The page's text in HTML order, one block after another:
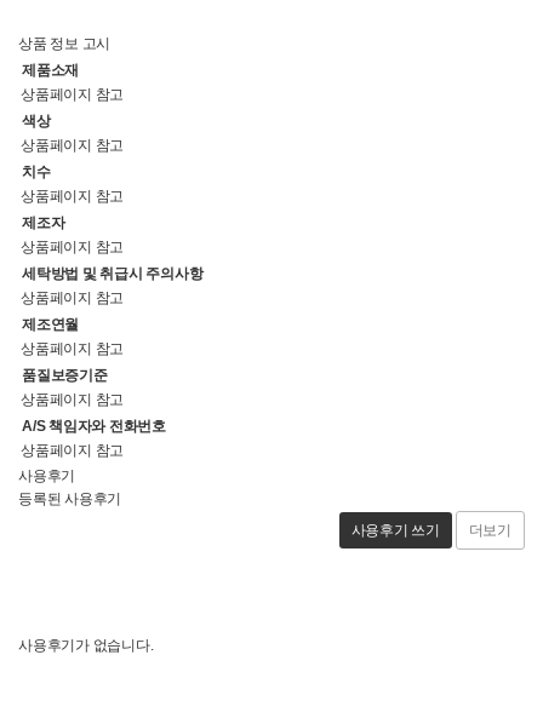
상품 정보 고시
제품소재
상품페이지 참고
색상
상품페이지 참고
치수
상품페이지 참고
제조자
상품페이지 참고
세탁방법 및 취급시 주의사항
상품페이지 참고
제조연월
상품페이지 참고
품질보증기준
상품페이지 참고
A/S 책임자와 전화번호
상품페이지 참고
사용후기
등록된 사용후기
사용후기 쓰기
더보기
사용후기가 없습니다.